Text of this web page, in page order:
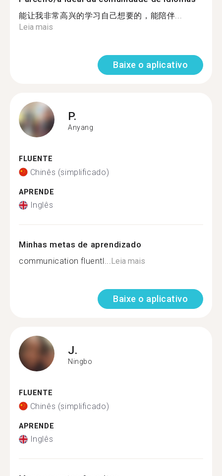
能让我非常高兴的学习自己想要的，能陪伴...
Leia mais
Baixe o aplicativo
P.
Anyang
FLUENTE
Chinês (simplificado)
APRENDE
Inglês
Minhas metas de aprendizado
communication fluentl...Leia mais
Baixe o aplicativo
J.
Ningbo
FLUENTE
Chinês (simplificado)
APRENDE
Inglês